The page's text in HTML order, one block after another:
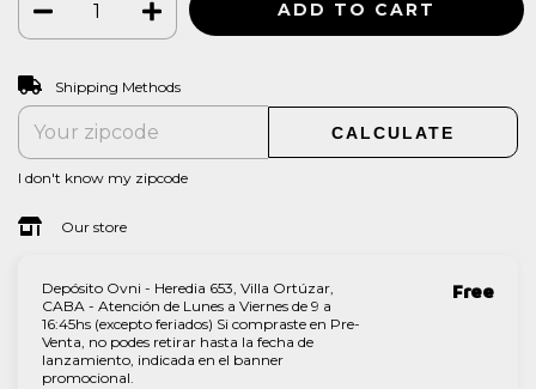
Shipping for zipcode:
Shipping Methods
CALCULATE
I don't know my zipcode
Our store
Depósito Ovni - Heredia 653, Villa Ortúzar,
CABA - Atención de Lunes a Viernes de 9 a
16:45hs (excepto feriados) Si compraste en Pre-
Venta, no podes retirar hasta la fecha de
lanzamiento, indicada en el banner
promocional.
Free